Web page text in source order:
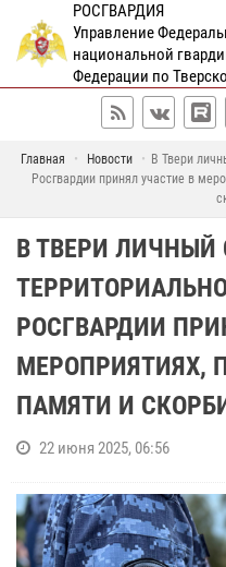
РОСГВАРДИЯ
Управление
национальной
Федерации по
Главная Новости
В Твери
Росгвардии принял участие в
В ТВЕРИ ЛИЧНЫЙ
РОСГВАРДИИ
МЕРОПРИЯТИЯХ,
ПАМЯТИ И
22 июня 2025, 06:56